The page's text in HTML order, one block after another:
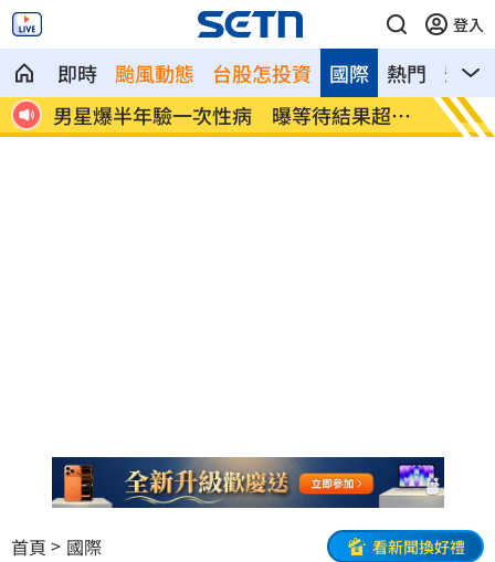
登入
即時 颱風動態 台股怎投資 熱門 影音
國際
超忐
佐藤二朗爆騷擾爭議 電影衍生劇被迫喊
停
蜂
首頁 國際 看新聞換好禮